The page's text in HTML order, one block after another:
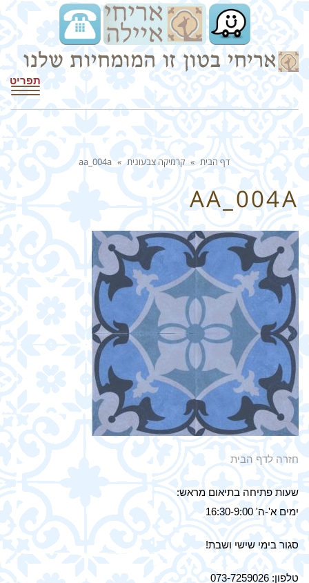
תפריט
דף הבית » קרמיקה צבעונית »
aa_004a
AA_004A
חזרה לדף הבית
שעות פתיחה בתיאום מראש:
ימים א'-ה' 16:30-9:00
סגור בימי שישי ושבת!
טלפון: 073-7259026